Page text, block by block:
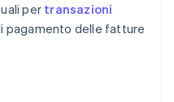
per transazioni
pagamento delle fatture